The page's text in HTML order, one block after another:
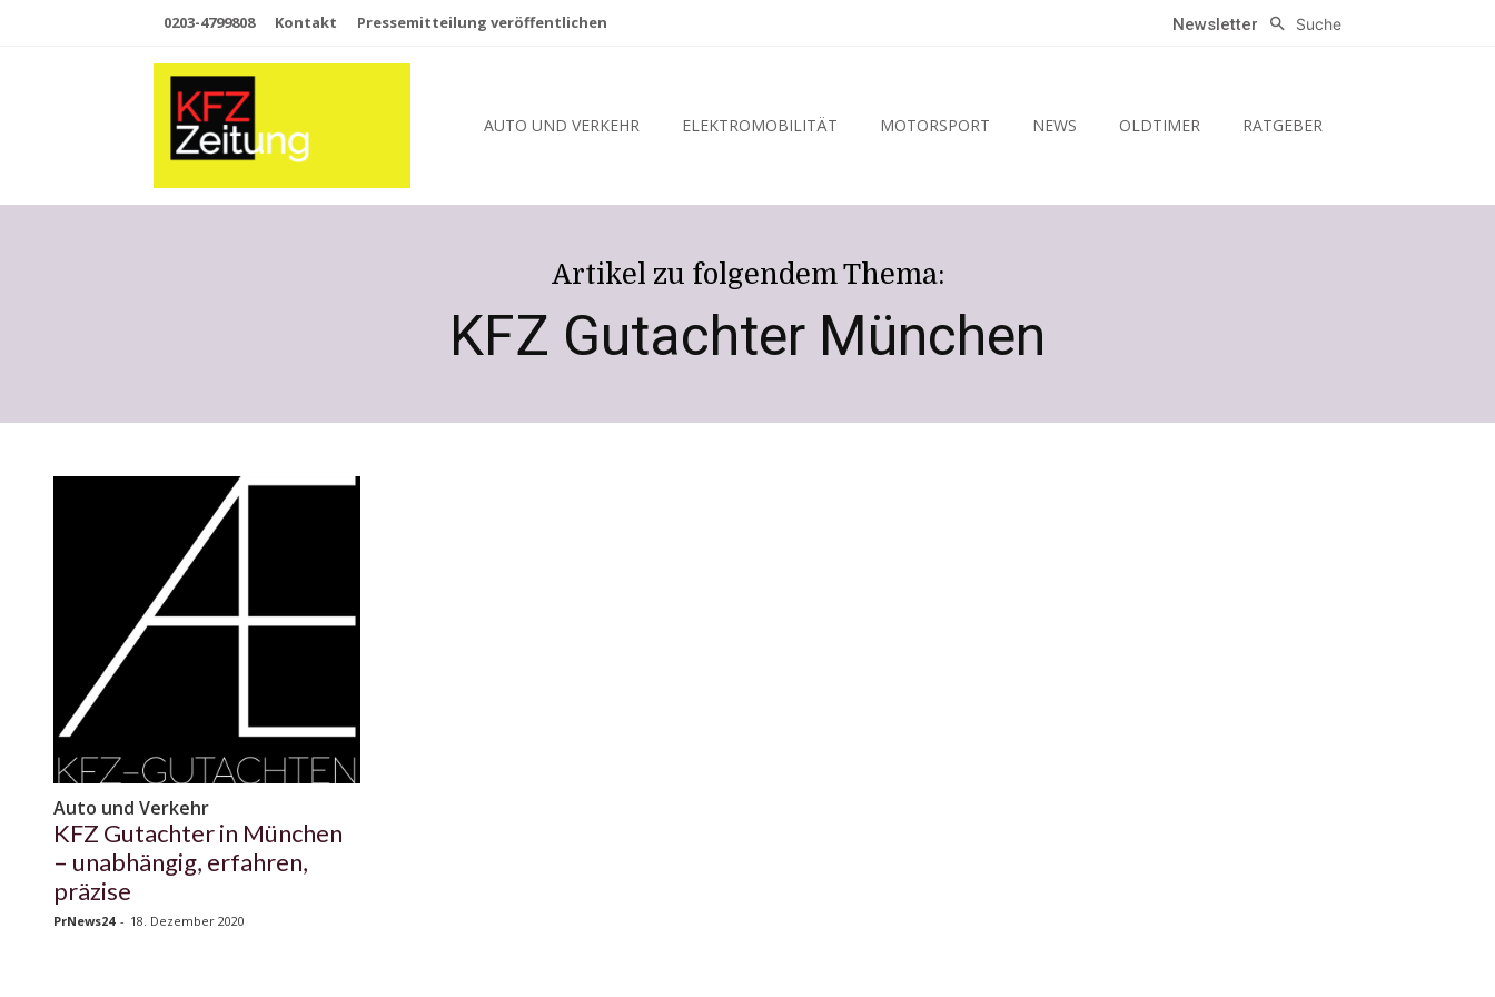
0203-4799808 Kontakt Pressemitteilung veröffentlichen Newsletter Suche
AUTO UND VERKEHR ELEKTROMOBILITÄT MOTORSPORT NEWS OLDTIMER RATGEBER
Artikel zu folgendem Thema:
KFZ Gutachter München
Auto und Verkehr
KFZ Gutachter in München
– unabhängig, erfahren,
präzise
PrNews24 - 18. Dezember 2020